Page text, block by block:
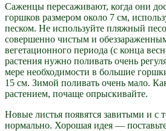
Саженцы пересаживают, когда они
горшков размером около 7 см,
песком. Не используйте пляжный
совершенно чистым и
вегетационного периода (с конца
растения нужно поливать очень
мере необходимости в большие
15 см. Зимой поливать очень мало.
растением, почаще опрыскивайте.
Новые листья появятся завитыми и с
нормально. Хорошая идея —